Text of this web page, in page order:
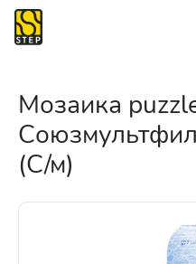
Мозаика
(С/м)